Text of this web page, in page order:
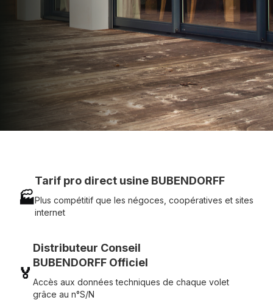
07 83 35 69 17
MON DEVIS MOTEUR
Voir tous nos produits
🏭
Tarif pro direct usine BUBENDORFF
Plus compétitif que les négoces, coopératives et sites
internet
🏅
Distributeur Conseil
BUBENDORFF Officiel
Accès aux données techniques de chaque volet
grâce au n°S/N